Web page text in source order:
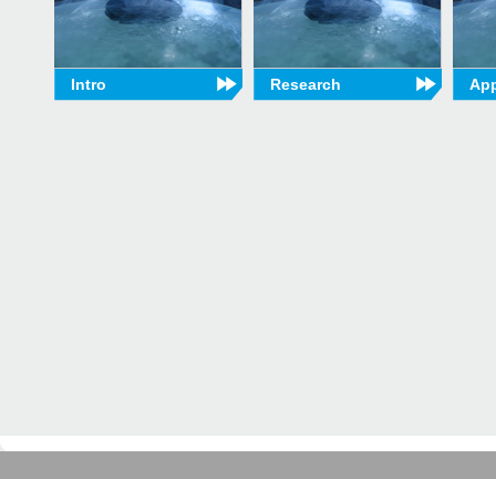
Intro Research